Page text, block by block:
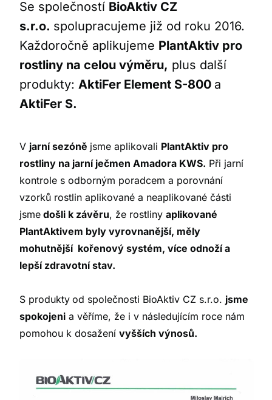
Se společností BioAktiv CZ
s.r.o. spolupracujeme již od roku 2016.
Každoročně aplikujeme PlantAktiv pro
rostliny na celou výměru, plus další
produkty: AktiFer Element S-800 a
AktiFer S.
V jarní sezóně jsme aplikovali PlantAktiv pro
rostliny na jarní ječmen Amadora KWS. Při jarní
kontrole s odborným poradcem a porovnání
vzorků rostlin aplikované a neaplikované části
jsme došli k závěru, že rostliny aplikované
PlantAktivem byly vyrovnanější, měly
mohutnější kořenový systém, více odnoží a
lepší zdravotní stav.
S produkty od společnosti BioAktiv CZ s.r.o. jsme
spokojeni a věříme, že i v následujícím roce nám
pomohou k dosažení vyšších výnosů.